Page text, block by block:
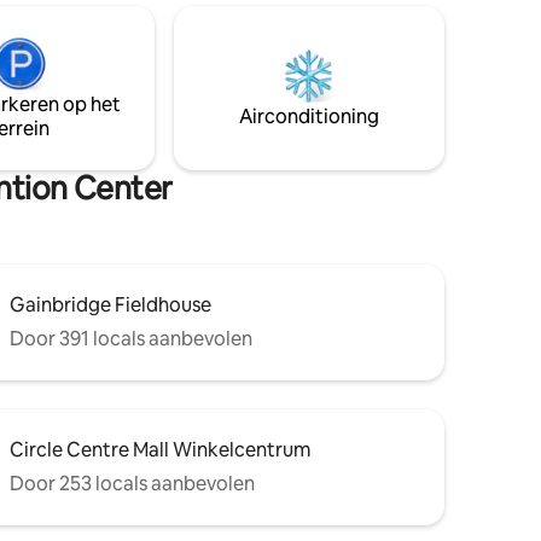
OPTREDEN) Gratis koffie 1 gratis
parkeerplek in het hartje van DT -$ 20/$
40 besparing per dag. Inclusief gratis EV-
op het
Airconditioning
Center
Gainbridge Fieldhouse
Door 391 locals aanbevolen
Circle Centre Mall Winkelcentrum
Door 253 locals aanbevolen